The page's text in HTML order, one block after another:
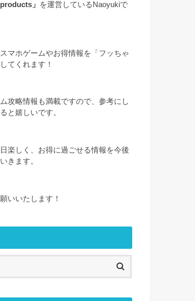
」
を運営しているNaoyukiで
マホゲームやお得情報を「フッちゃ
てくれます！
攻略情報も満載ですので、参考にし
と嬉しいです。
楽しく、お得に過ごせる情報を今後
きます。
いいたします！